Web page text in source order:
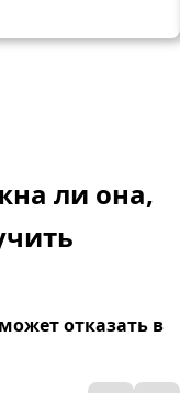
ли она,
отказать в